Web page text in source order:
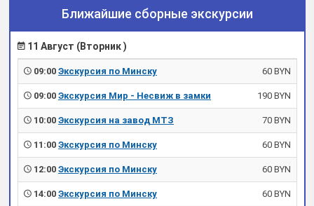
Ближайшие сборные экскурсии
11 Август (Вторник )
09:00 Экскурсия по Минску 60 BYN
09:00 Экскурсия Мир - Несвиж в замки 190 BYN
10:00 Экскурсия на завод МТЗ 70 BYN
11:00 Экскурсия по Минску 60 BYN
12:00 Экскурсия по Минску 60 BYN
14:00 Экскурсия по Минску 60 BYN